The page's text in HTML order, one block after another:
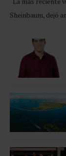
Sheinbaum, dejó